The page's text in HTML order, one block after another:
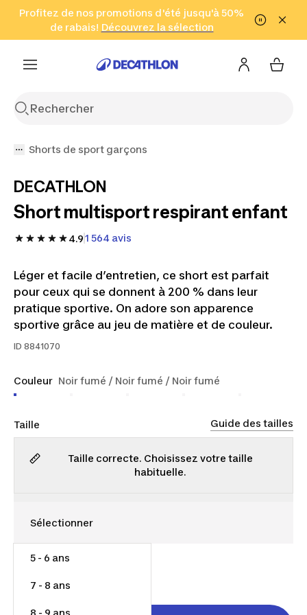
Aller à la recherche Aller au contenu Aller au pied de
Profitez de nos promotions d'été jusqu'à 50%
de rabais! Découvrez la sélection
Cliquez ici
en seulement 2 h!
(Zones sélectionnées)
Shorts de sport garçons
DECATHLON
Short multisport respirant enfant
4.91 564 avis
Léger et facile d’entretien, ce short est parfait
pour ceux qui se donnent à 200 % dans leur
pratique sportive. On adore son apparence
sportive grâce au jeu de matière et de couleur.
ID 8841070
Couleur Noir fumé / Noir fumé / Noir fumé
Taille Guide des tailles
Taille correcte. Choisissez votre taille
habituelle.
5 - 6 ans
7 - 8 ans
8 - 9 ans